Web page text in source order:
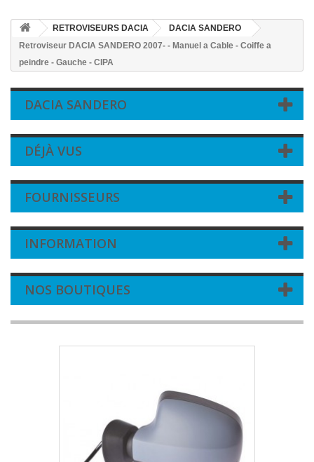
RETROVISEURS DACIA
DACIA SANDERO
Retroviseur DACIA SANDERO 2007- - Manuel a Cable - Coiffe a
peindre - Gauche - CIPA
DACIA SANDERO
DÉJÀ VUS
FOURNISSEURS
INFORMATION
NOS BOUTIQUES